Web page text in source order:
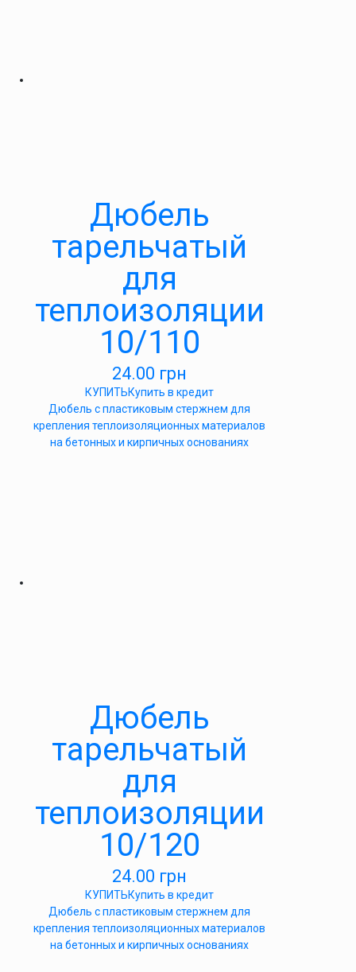
Дюбель
тарельчатый
для
теплоизоляции
10/110
24.00 грн
КУПИТЬКупить в кредит
Дюбель с пластиковым стержнем для
крепления теплоизоляционных материалов
на бетонных и кирпичных основаниях
Дюбель
тарельчатый
для
теплоизоляции
10/120
24.00 грн
КУПИТЬКупить в кредит
Дюбель с пластиковым стержнем для
крепления теплоизоляционных материалов
на бетонных и кирпичных основаниях